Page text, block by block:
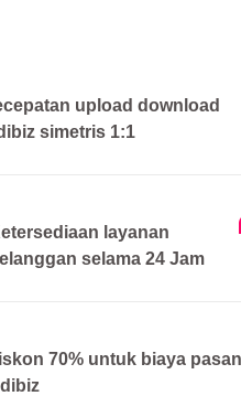
upload download
simetris 1:1
layanan
selama 24 Jam
70% untuk biaya